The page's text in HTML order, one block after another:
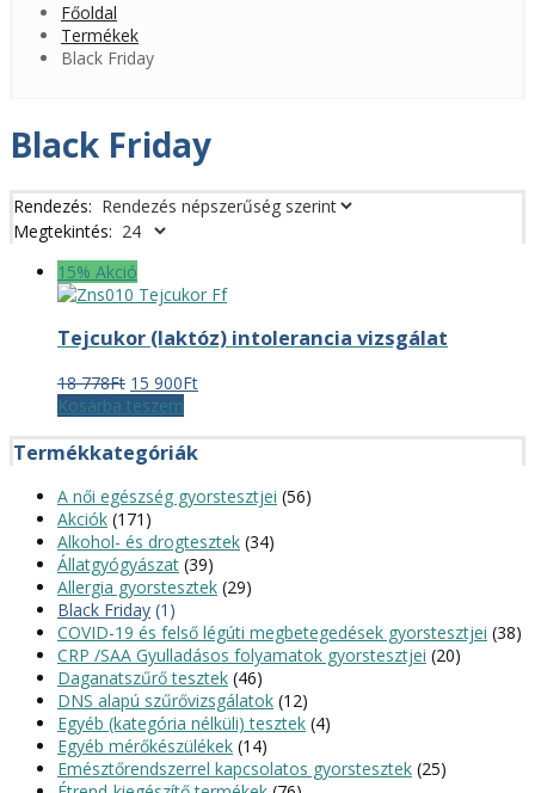
Főoldal
Termékek
Black Friday
Black Friday
Rendezés:
Megtekintés:
15% Akció
Tejcukor (laktóz) intolerancia vizsgálat
18 778Ft Original
price
18
778Ft.
15 900FtCurrent
15
Kosárba teszem
Termékkategóriák
A női egészség gyorstesztjei (56)
Akciók (171)
Alkohol- és drogtesztek (34)
Állatgyógyászat (39)
Allergia gyorstesztek (29)
Black Friday (1)
COVID-19 és felső légúti megbetegedések gyorstesztjei (38)
CRP /SAA Gyulladásos folyamatok gyorstesztjei (20)
Daganatszűrő tesztek (46)
DNS alapú szűrővizsgálatok (12)
Egyéb (kategória nélküli) tesztek (4)
Egyéb mérőkészülékek (14)
Emésztőrendszerrel kapcsolatos gyorstesztek (25)